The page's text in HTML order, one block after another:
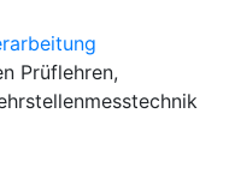
Prüflehren,